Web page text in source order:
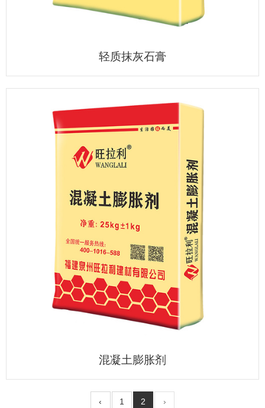
轻质抹灰石膏
混凝土膨胀剂
‹ 1 2 ›